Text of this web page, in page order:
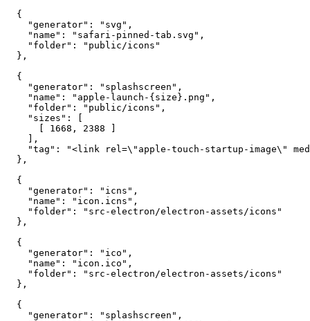
{
"generator" : "svg" ,
"name" : "safari-pinned-tab.svg" ,
"folder" :
"public/icons"
} ,
{
"generator" : "splashscreen" ,
"name" : "apple-launch-{size}.png" ,
"folder" : "public/icons" ,
"sizes" :
1668 , 2388
,
"tag" :
"<link rel=\"apple-touch-startup-image\"
} ,
{
"generator" : "icns" ,
"name" : "icon.icns" ,
"folder" :
"src-electron/electron-assets/icons"
} ,
{
"generator" : "ico" ,
"name" : "icon.ico" ,
"folder" :
"src-electron/electron-assets/icons"
} ,
{
"generator" : "splashscreen" ,